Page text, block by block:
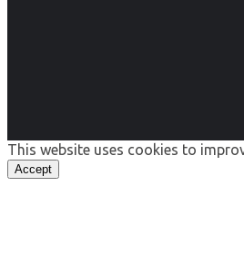
This website uses cookies to
Accept